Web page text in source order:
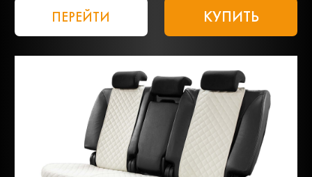
ПЕРЕЙТИ КУПИТЬ